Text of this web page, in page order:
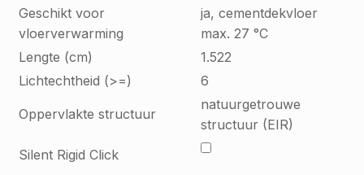
Geschikt voor
vloerverwarming
ja, cementdekvloer
max. 27 °C
Lengte (cm)
1.522
Lichtechtheid (>=)
6
Oppervlakte structuur
natuurgetrouwe
structuur (EIR)
Silent Rigid Click